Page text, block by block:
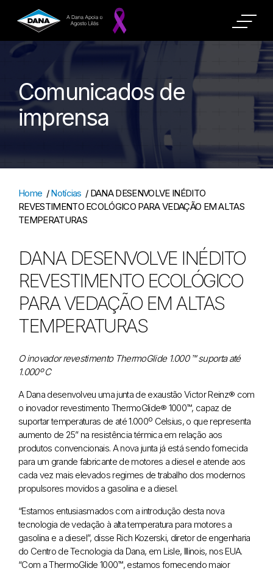
Comunicados de
imprensa
Home /Notícias / DANA DESENVOLVE INÉDITO
REVESTIMENTO ECOLÓGICO PARA VEDAÇÃO EM ALTAS
TEMPERATURAS
DANA DESENVOLVE INÉDITO
REVESTIMENTO ECOLÓGICO
PARA VEDAÇÃO EM ALTAS
TEMPERATURAS
O inovador revestimento ThermoGlide 1.000 ™ suporta até
1.000º C
A Dana desenvolveu uma junta de exaustão Victor Reinz® com
o inovador revestimento ThermoGlide® 1000™, capaz de
suportar temperaturas de até 1.000º Celsius, o que representa
aumento de 25” na resistência térmica em relação aos
produtos convencionais. A nova junta já está sendo fornecida
para um grande fabricante de motores a diesel e atende aos
cada vez mais elevados regimes de trabalho dos modernos
propulsores movidos a gasolina e a diesel.
“Estamos entusiasmados com a introdução desta nova
tecnologia de vedação à alta temperatura para motores a
gasolina e a diesel”, disse Rich Kozerski, diretor de engenharia
do Centro de Tecnologia da Dana, em Lisle, Illinois, nos EUA.
“Com a ThermoGlide 1000™, estamos fornecendo maior